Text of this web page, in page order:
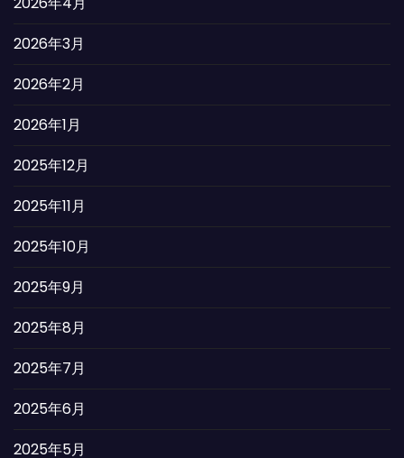
2026年3月
2026年2月
2026年1月
2025年12月
2025年11月
2025年10月
2025年9月
2025年8月
2025年7月
2025年6月
2025年5月